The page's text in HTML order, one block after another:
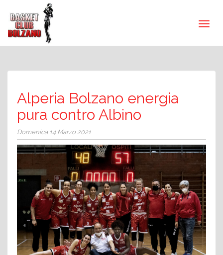
Alperia Bolzano energia
pura contro Albino
Domenica 14 Marzo 2021